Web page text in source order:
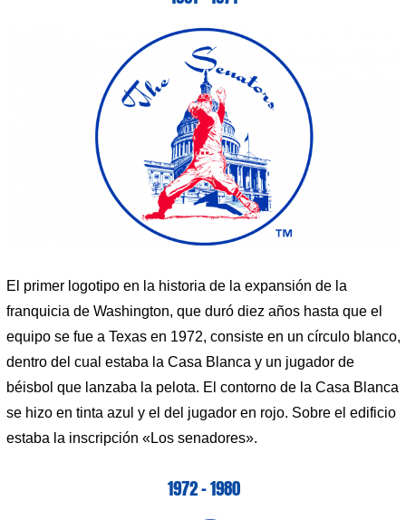
El primer logotipo en la historia de la expansión de la
franquicia de Washington, que duró diez años hasta que el
equipo se fue a Texas en 1972, consiste en un círculo blanco,
dentro del cual estaba la Casa Blanca y un jugador de
béisbol que lanzaba la pelota. El contorno de la Casa Blanca
se hizo en tinta azul y el del jugador en rojo. Sobre el edificio
estaba la inscripción «Los senadores».
1972 – 1980